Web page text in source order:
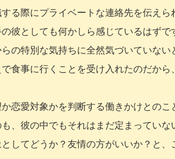
する際にプライベートな連絡先を伝え
の彼としても何かしら感じているはずで
の特別な気持ちに全然気づいていない
食事に行くことを受け入れたのだか
恋愛対象かを判断する働きかけとの
、彼の中でもそれはまだ定まっていな
してどうか？友情の方がいいか？と